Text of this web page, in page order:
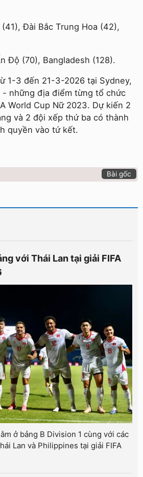
Đài Bắc Trung Hoa (42),
Độ (70), Bangladesh (128).
1-3 đến 21-3-2026 tại Sydney,
- những địa điểm từng tổ chức
World Cup Nữ 2023. Dự kiến 2
và 2 đội xếp thứ ba có thành
quyền vào tứ kết.
Bài gốc
với Thái Lan tại giải FIFA
ở bảng B Division 1 cùng với các
Lan và Philippines tại giải FIFA